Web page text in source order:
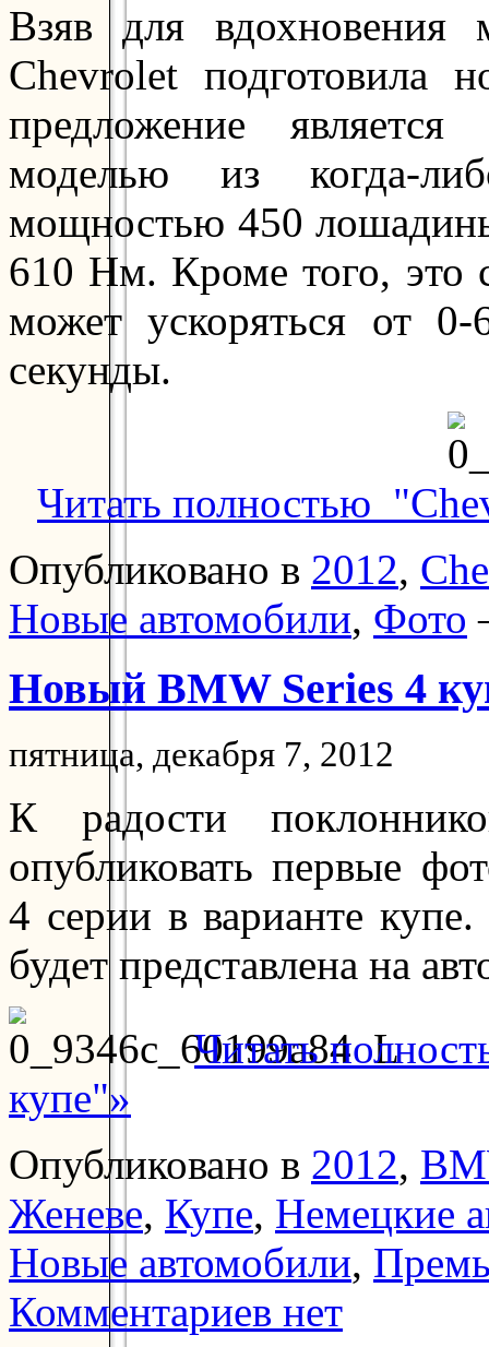
Взяв для
Chevrolet подготовила
предложение
моделью из когда-
мощностью 450
610 Нм. Кроме того, это
может ускоряться от
секунды.
Читать полностью
Опубликовано в 2012,
Новые автомобили, Фото
Новый BMW Series 4
пятница, декабря 7, 2012
К радости
опубликовать первые
4 серии в варианте
будет представлена на
Читать
купе"»
Опубликовано в 2012,
Женеве, Купе, Немецкие
Новые автомобили,
Комментариев нет